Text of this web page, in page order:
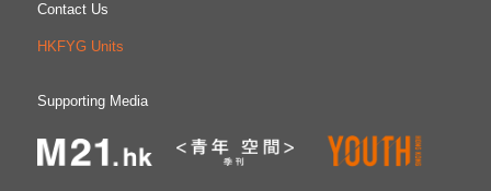
Contact Us
HKFYG Units
Supporting Media